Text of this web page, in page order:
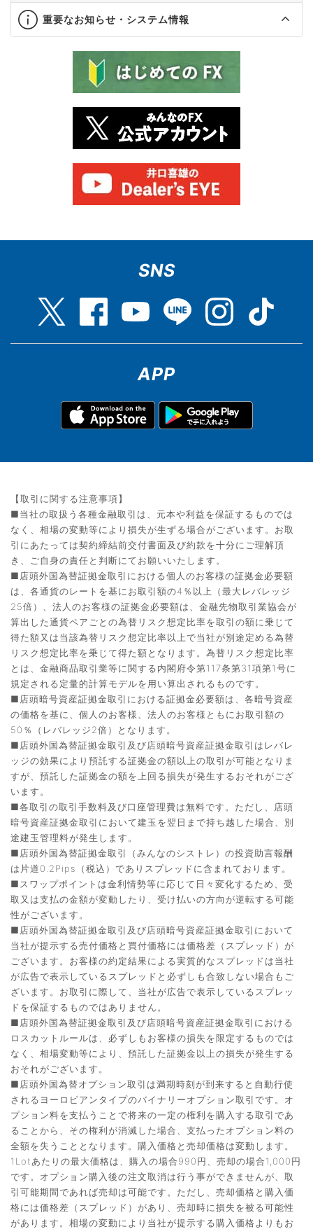
重要なお知らせ・システム情報
SNS
APP
【取引に関する注意事項】
■当社の取扱う各種金融取引は、元本や利益を保証するものでは
なく、相場の変動等により損失が生ずる場合がございます。お取
引にあたっては契約締結前交付書面及び約款を十分にご理解頂
き、ご自身の責任と判断にてお願いいたします。
■店頭外国為替証拠金取引における個人のお客様の証拠金必要額
は、各通貨のレートを基にお取引額の4％以上（最大レバレッジ
25倍）、法人のお客様の証拠金必要額は、金融先物取引業協会が
算出した通貨ペアごとの為替リスク想定比率を取引の額に乗じて
得た額又は当該為替リスク想定比率以上で当社が別途定める為替
リスク想定比率を乗じて得た額となります。為替リスク想定比率
とは、金融商品取引業等に関する内閣府令第117条第31項第1号に
規定される定量的計算モデルを用い算出されるものです。
■店頭暗号資産証拠金取引における証拠金必要額は、各暗号資産
の価格を基に、個人のお客様、法人のお客様ともにお取引額の
50％（レバレッジ2倍）となります。
■店頭外国為替証拠金取引及び店頭暗号資産証拠金取引はレバレ
ッジの効果により預託する証拠金の額以上の取引が可能となりま
すが、預託した証拠金の額を上回る損失が発生するおそれがござ
います。
■各取引の取引手数料及び口座管理費は無料です。ただし、店頭
暗号資産証拠金取引において建玉を翌日まで持ち越した場合、別
途建玉管理料が発生します。
■店頭外国為替証拠金取引（みんなのシストレ）の投資助言報酬
は片道0.2Pips（税込）でありスプレッドに含まれております。
■スワップポイントは金利情勢等に応じて日々変化するため、受
取又は支払の金額が変動したり、受け払いの方向が逆転する可能
性がございます。
■店頭外国為替証拠金取引及び店頭暗号資産証拠金取引において
当社が提示する売付価格と買付価格には価格差（スプレッド）が
ございます。お客様の約定結果による実質的なスプレッドは当社
が広告で表示しているスプレッドと必ずしも合致しない場合もご
ざいます。お取引に際して、当社が広告で表示しているスプレッ
ドを保証するものではありません。
■店頭外国為替証拠金取引及び店頭暗号資産証拠金取引における
ロスカットルールは、必ずしもお客様の損失を限定するものでは
なく、相場変動等により、預託した証拠金以上の損失が発生する
おそれがございます。
■店頭外国為替オプション取引は満期時刻が到来すると自動行使
されるヨーロピアンタイプのバイナリーオプション取引です。オ
プション料を支払うことで将来の一定の権利を購入する取引であ
ることから、その権利が消滅した場合、支払ったオプション料の
全額を失うこととなります。購入価格と売却価格は変動します。
1Lotあたりの最大価格は、購入の場合990円、売却の場合1,000円
です。オプション購入後の注文取消は行う事ができませんが、取
引可能期間であれば売却は可能です。ただし、売却価格と購入価
格には価格差（スプレッド）があり、売却時に損失を被る可能性
があります。相場の変動により当社が提示する購入価格よりもお